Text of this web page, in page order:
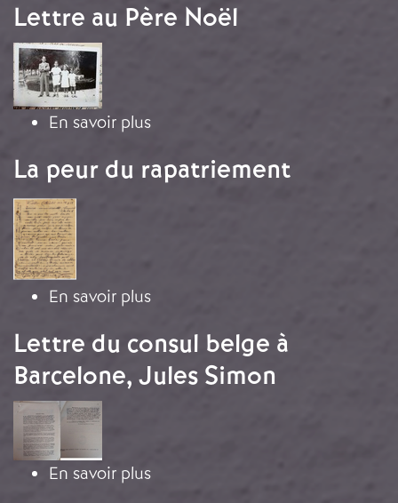
Lettre au Père Noël
Image
En savoir plussur Lettre au Père Noël
La peur du rapatriement
Image
En savoir plussur La peur du rapatriement
Lettre du consul belge à
Barcelone, Jules Simon
Image
En savoir plussur Lettre du consul belge à